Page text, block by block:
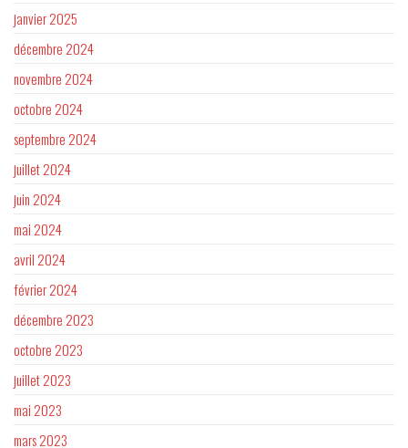
janvier 2025
décembre 2024
novembre 2024
octobre 2024
septembre 2024
juillet 2024
juin 2024
mai 2024
avril 2024
février 2024
décembre 2023
octobre 2023
juillet 2023
mai 2023
mars 2023